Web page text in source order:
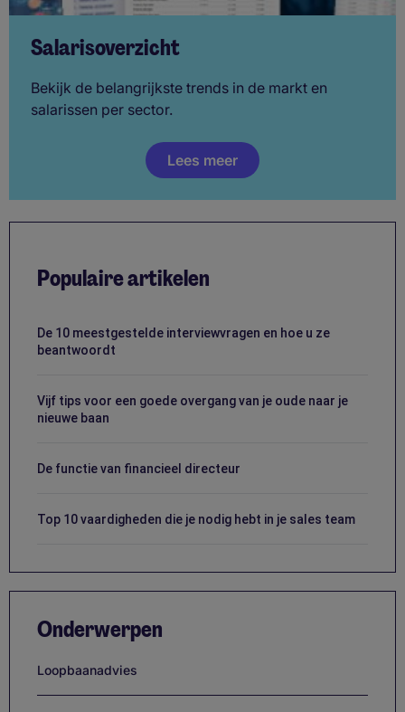
Salarisoverzicht
Bekijk de belangrijkste trends in de markt en
salarissen per sector.
Lees meer
Populaire artikelen
De 10 meestgestelde interviewvragen en hoe u ze
beantwoordt
Vijf tips voor een goede overgang van je oude naar je
nieuwe baan
De functie van financieel directeur
Top 10 vaardigheden die je nodig hebt in je sales team
Onderwerpen
Loopbaanadvies